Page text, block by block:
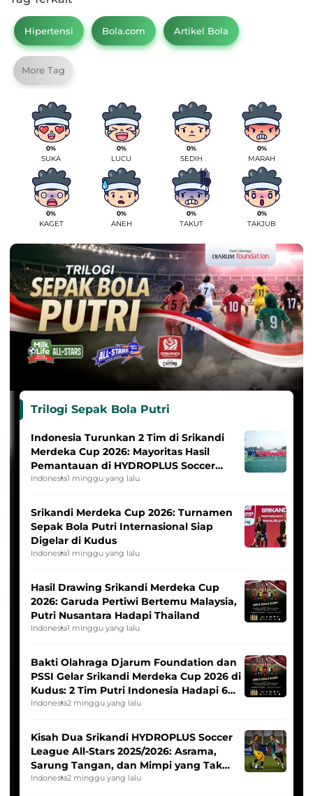
Hipertensi Bola.com Artikel Bola
More Tag
0%
SUKA
0%
LUCU
0%
SEDIH
0%
MARAH
0%
KAGET
0%
ANEH
0%
TAKUT
0%
TAKJUB
Trilogi Sepak Bola Putri
Indonesia Turunkan 2 Tim di Srikandi
Merdeka Cup 2026: Mayoritas Hasil
Pemantauan di HYDROPLUS Soccer
League
Indonesia1 minggu yang lalu
Srikandi Merdeka Cup 2026: Turnamen
Sepak Bola Putri Internasional Siap
Digelar di Kudus
Indonesia1 minggu yang lalu
Hasil Drawing Srikandi Merdeka Cup
2026: Garuda Pertiwi Bertemu Malaysia,
Putri Nusantara Hadapi Thailand
Indonesia1 minggu yang lalu
Bakti Olahraga Djarum Foundation dan
PSSI Gelar Srikandi Merdeka Cup 2026 di
Kudus: 2 Tim Putri Indonesia Hadapi 6
Tim Asia
Indonesia2 minggu yang lalu
Kisah Dua Srikandi HYDROPLUS Soccer
League All-Stars 2025/2026: Asrama,
Sarung Tangan, dan Mimpi yang Tak
Pernah Padam
Indonesia2 minggu yang lalu